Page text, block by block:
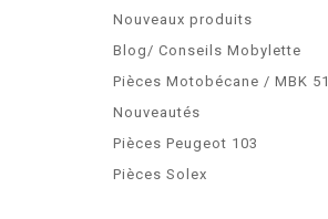
Nouveaux produits
Blog/ Conseils Mobylette
Pièces Motobécane / MBK 51
Nouveautés
Pièces Peugeot 103
Pièces Solex